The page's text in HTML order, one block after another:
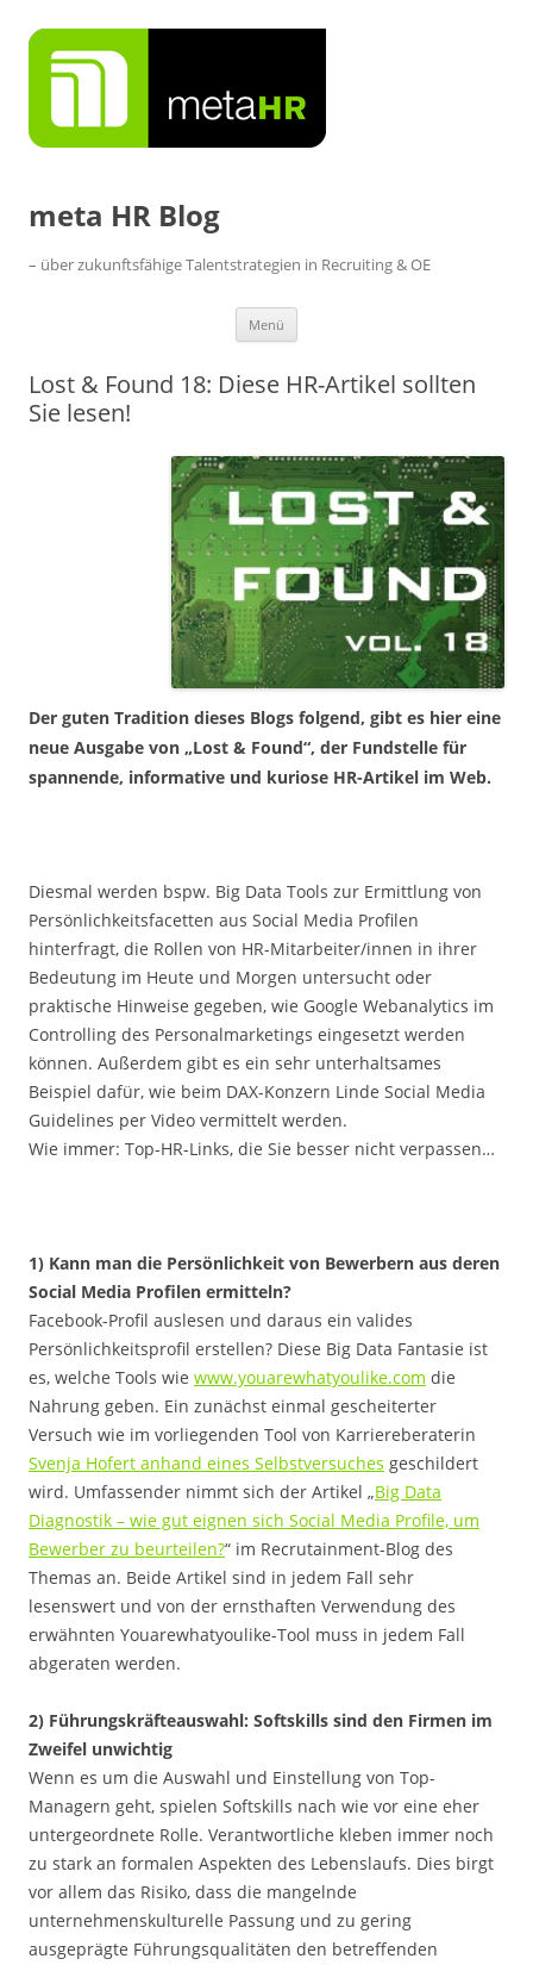
Inhalt
springen
meta HR Blog
– über zukunftsfähige Talentstrategien in Recruiting & OE
Menü
Lost & Found 18: Diese HR-Artikel sollten
Sie lesen!
Der guten Tradition dieses Blogs folgend, gibt es hier eine
neue Ausgabe von „Lost & Found“, der Fundstelle für
spannende, informative und kuriose HR-Artikel im Web.
Diesmal werden bspw. Big Data Tools zur Ermittlung von
Persönlichkeitsfacetten aus Social Media Profilen
hinterfragt, die Rollen von HR-Mitarbeiter/innen in ihrer
Bedeutung im Heute und Morgen untersucht oder
praktische Hinweise gegeben, wie Google Webanalytics im
Controlling des Personalmarketings eingesetzt werden
können. Außerdem gibt es ein sehr unterhaltsames
Beispiel dafür, wie beim DAX-Konzern Linde Social Media
Guidelines per Video vermittelt werden.
Wie immer: Top-HR-Links, die Sie besser nicht verpassen…
1) Kann man die Persönlichkeit von Bewerbern aus deren
Social Media Profilen ermitteln?
Facebook-Profil auslesen und daraus ein valides
Persönlichkeitsprofil erstellen? Diese Big Data Fantasie ist
es, welche Tools wie www.youarewhatyoulike.com die
Nahrung geben. Ein zunächst einmal gescheiterter
Versuch wie im vorliegenden Tool von Karriereberaterin
Svenja Hofert anhand eines Selbstversuches geschildert
wird. Umfassender nimmt sich der Artikel „Big Data
Diagnostik – wie gut eignen sich Social Media Profile, um
Bewerber zu beurteilen?“ im Recrutainment-Blog des
Themas an. Beide Artikel sind in jedem Fall sehr
lesenswert und von der ernsthaften Verwendung des
erwähnten Youarewhatyoulike-Tool muss in jedem Fall
abgeraten werden.
2) Führungskräfteauswahl: Softskills sind den Firmen im
Zweifel unwichtig
Wenn es um die Auswahl und Einstellung von Top-
Managern geht, spielen Softskills nach wie vor eine eher
untergeordnete Rolle. Verantwortliche kleben immer noch
zu stark an formalen Aspekten des Lebenslaufs. Dies birgt
vor allem das Risiko, dass die mangelnde
unternehmenskulturelle Passung und zu gering
ausgeprägte Führungsqualitäten den betreffenden